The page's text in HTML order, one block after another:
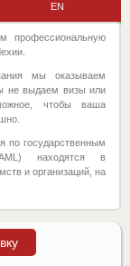
EN
профессиональную
мы оказываем
не выдаем визы или
чтобы ваша
по государственным
находятся в
и организаций, на